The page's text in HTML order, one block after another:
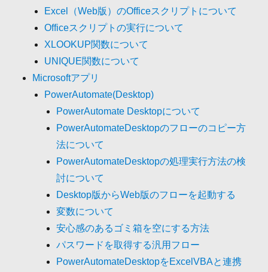
Excel（Web版）のOfficeスクリプトについて
Officeスクリプトの実行について
XLOOKUP関数について
UNIQUE関数について
Microsoftアプリ
PowerAutomate(Desktop)
PowerAutomate Desktopについて
PowerAutomateDesktopのフローのコピー方
法について
PowerAutomateDesktopの処理実行方法の検
討について
Desktop版からWeb版のフローを起動する
変数について
安心感のあるゴミ箱を空にする方法
パスワードを取得する汎用フロー
PowerAutomateDesktopをExcelVBAと連携